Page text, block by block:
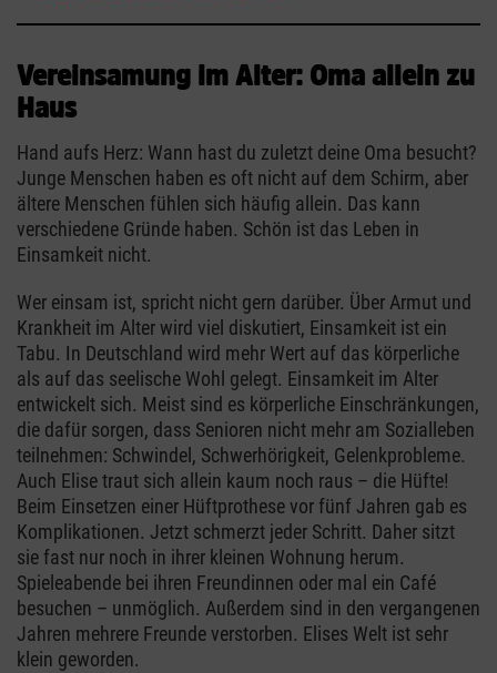
Vereinsamung im Alter: Oma allein zu
Haus
Hand aufs Herz: Wann hast du zuletzt deine Oma besucht?
Junge Menschen haben es oft nicht auf dem Schirm, aber
ältere Menschen fühlen sich häufig allein. Das kann
verschiedene Gründe haben. Schön ist das Leben in
Einsamkeit nicht.
Wer einsam ist, spricht nicht gern darüber. Über Armut und
Krankheit im Alter wird viel diskutiert, Einsamkeit ist ein
Tabu. In Deutschland wird mehr Wert auf das körperliche
als auf das seelische Wohl gelegt. Einsamkeit im Alter
entwickelt sich. Meist sind es körperliche Einschränkungen,
die dafür sorgen, dass Senioren nicht mehr am Sozialleben
teilnehmen: Schwindel, Schwerhörigkeit, Gelenkprobleme.
Auch Elise traut sich allein kaum noch raus – die Hüfte!
Beim Einsetzen einer Hüftprothese vor fünf Jahren gab es
Komplikationen. Jetzt schmerzt jeder Schritt. Daher sitzt
sie fast nur noch in ihrer kleinen Wohnung herum.
Spieleabende bei ihren Freundinnen oder mal ein Café
besuchen – unmöglich. Außerdem sind in den vergangenen
Jahren mehrere Freunde verstorben. Elises Welt ist sehr
klein geworden.